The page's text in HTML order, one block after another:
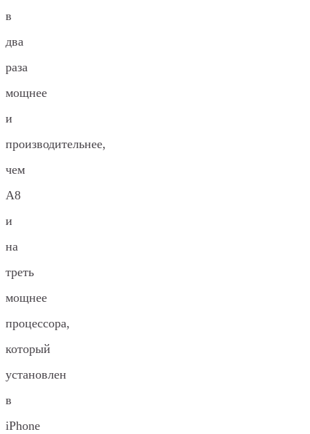
в
два
раза
мощнее
и
производительнее,
чем
A8
и
на
треть
мощнее
процессора,
который
установлен
в
iPhone